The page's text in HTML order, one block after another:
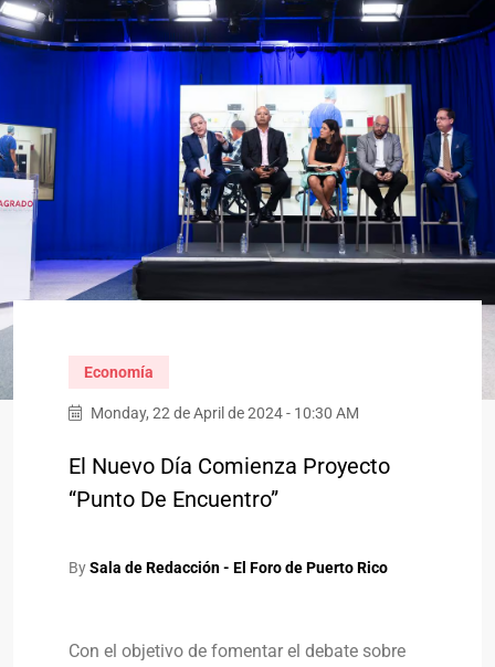
Economía
Monday, 22 de April de 2024 - 10:30 AM
El Nuevo Día Comienza Proyecto
“Punto De Encuentro”
BySala de Redacción - El Foro de Puerto Rico
Con el objetivo de fomentar el debate sobre